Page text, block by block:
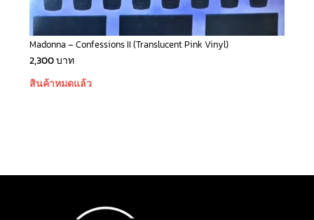
Madonna – Confessions II (Translucent Pink Vinyl)
2,300บาท
สินค้าหมดแล้ว